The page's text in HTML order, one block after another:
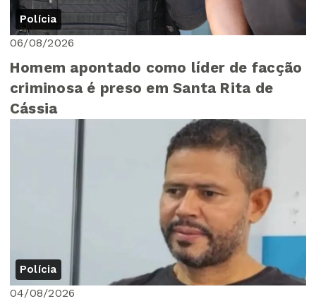
Polícia
06/08/2026
Homem apontado como líder de facção
criminosa é preso em Santa Rita de
Cássia
Polícia
04/08/2026